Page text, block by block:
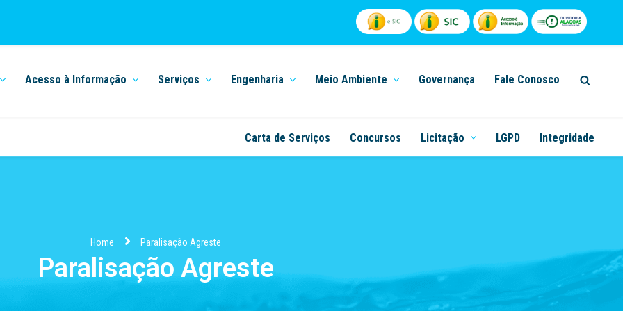
Acesso à Informação Serviços Engenharia Meio Ambiente Governança Fale Conosco
Carta de Serviços Concursos Licitação LGPD Integridade
Home Paralisação Agreste
Paralisação Agreste